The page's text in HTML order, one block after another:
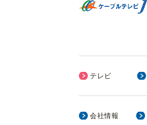
テレビ
会社情報